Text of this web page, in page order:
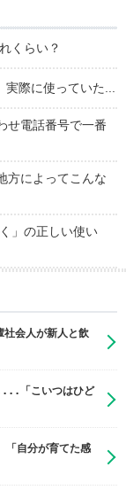
くらい？
際に使っていた...
せ電話番号で一番
方によってこんな
」の正しい使い
社会人が新人と飲
「こいつはひど
「自分が育てた感